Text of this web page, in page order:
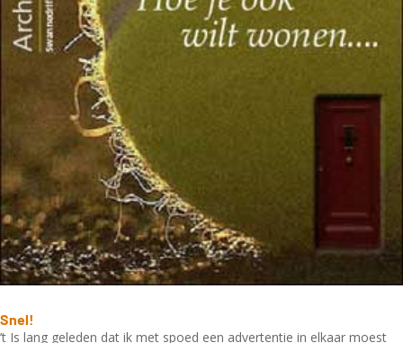
Snel!
’t Is lang geleden dat ik met spoed een advertentie in elkaar moest